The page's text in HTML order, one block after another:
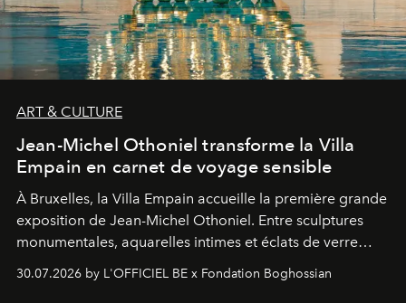
ART & CULTURE
Jean-Michel Othoniel transforme la Villa
Empain en carnet de voyage sensible
À Bruxelles, la Villa Empain accueille la première grande
exposition de Jean-Michel Othoniel. Entre sculptures
monumentales, aquarelles intimes et éclats de verre
soufflé, l’artiste français compose un itinéraire
émotionnel où chaque œuvre devient le souvenir
30.07.2026 by L'OFFICIEL BE x Fondation Boghossian